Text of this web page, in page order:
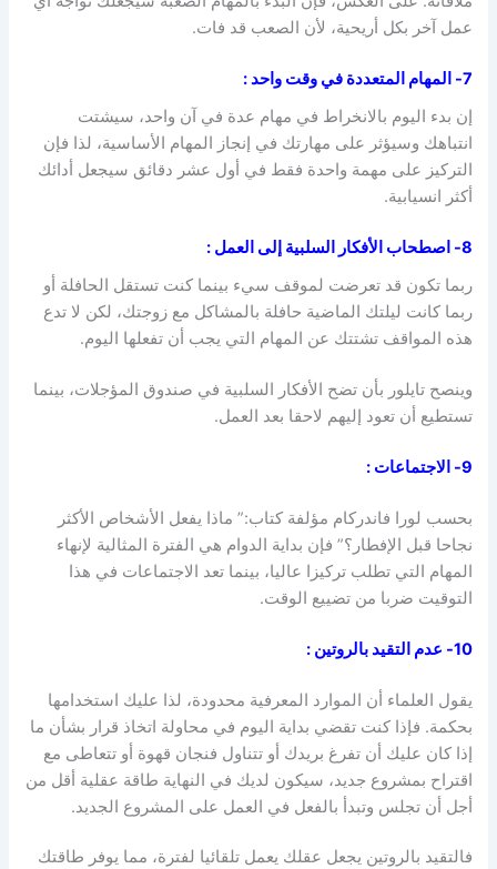
عمل آخر بكل أريحية، لأن الصعب قد فات.
7- المهام المتعددة في وقت واحد
:
إن بدء اليوم بالانخراط في مهام عدة في آن واحد، سيشتت
انتباهك وسيؤثر على مهارتك في إنجاز المهام الأساسية، لذا فإن
التركيز على مهمة واحدة فقط في أول عشر دقائق سيجعل أدائك
أكثر انسيابية.
8- اصطحاب الأفكار السلبية إلى العمل
:
ربما تكون قد تعرضت لموقف سيء بينما كنت تستقل الحافلة أو
ربما كانت ليلتك الماضية حافلة بالمشاكل مع زوجتك، لكن لا تدع
هذه المواقف تشتتك عن المهام التي يجب أن تفعلها اليوم.
وينصح تايلور بأن تضح الأفكار السلبية في صندوق المؤجلات، بينما
تستطيع أن تعود إليهم لاحقا بعد العمل.
9- الاجتماعات :
بحسب لورا فاندركام مؤلفة كتاب:” ماذا يفعل الأشخاص الأكثر
نجاحا قبل الإفطار؟” فإن بداية الدوام هي الفترة المثالية لإنهاء
المهام التي تطلب تركيزا عاليا، بينما تعد الاجتماعات في هذا
التوقيت ضربا من تضييع الوقت.
10- عدم التقيد بالروتين :
يقول العلماء أن الموارد المعرفية محدودة، لذا عليك استخدامها
بحكمة. فإذا كنت تقضي بداية اليوم في محاولة اتخاذ قرار بشأن ما
إذا كان عليك أن تفرغ بريدك أو تتناول فنجان قهوة أو تتعاطى مع
اقتراح بمشروع جديد، سيكون لديك في النهاية طاقة عقلية أقل من
أجل أن تجلس وتبدأ بالفعل في العمل على المشروع الجديد.
فالتقيد بالروتين يجعل عقلك يعمل تلقائيا لفترة، مما يوفر طاقتك